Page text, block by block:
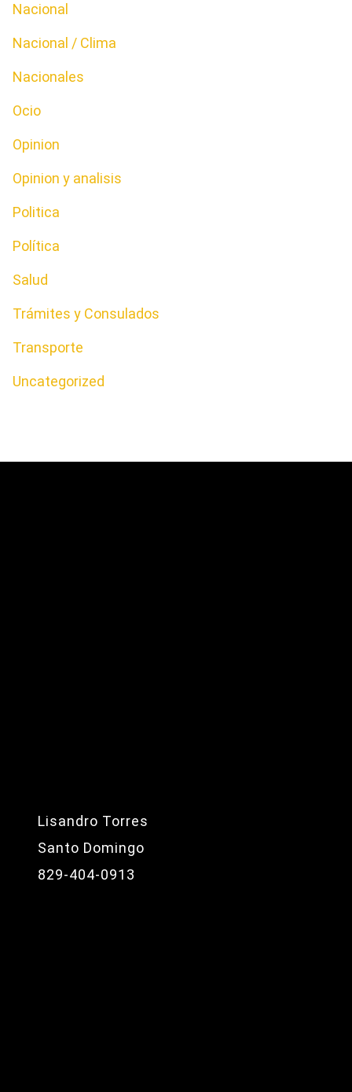
Nacional
Nacional / Clima
Nacionales
Ocio
Opinion
Opinion y analisis
Politica
Política
Salud
Trámites y Consulados
Transporte
Uncategorized
Lisandro Torres
Santo Domingo
829-404-0913